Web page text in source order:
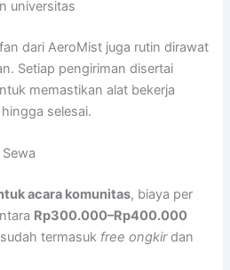
universitas
dari AeroMist juga rutin dirawat
Setiap pengiriman disertai
memastikan alat bekerja
selesai.
acara komunitas, biaya per
Rp300.000–Rp400.000
termasuk free ongkirdan